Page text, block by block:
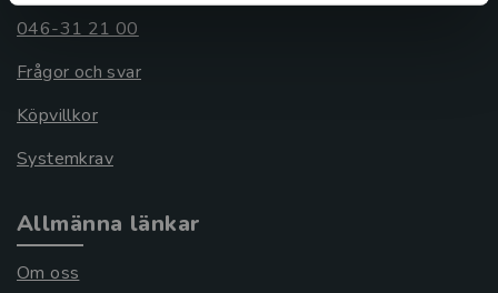
046-31 21 00
Frågor och svar
Köpvillkor
Systemkrav
Allmänna länkar
Om oss